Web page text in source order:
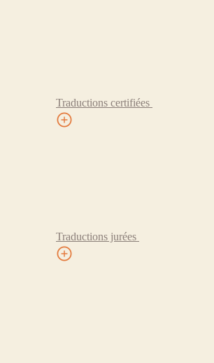
Traductions certifiées
Traductions jurées